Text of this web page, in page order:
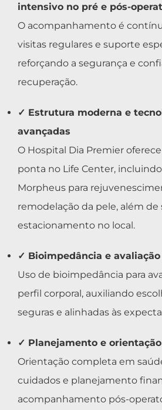
intensivo no pré e pós-
O acompanhamento é
visitas regulares e suporte
reforçando a segurança e
recuperação.
✓ Estrutura moderna e
avançadas
O Hospital Dia Premier
ponta no Life Center,
Morpheus para
remodelação da pele, além de
estacionamento no local.
✓ Bioimpedância e
Uso de bioimpedância para
perfil corporal, auxiliando
seguras e alinhadas às
✓ Planejamento e
Orientação completa em
cuidados e planejamento
acompanhamento pós-